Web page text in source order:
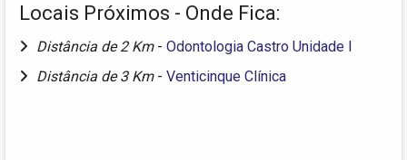
Locais Próximos - Onde Fica:
Distância de 2 Km - Odontologia Castro Unidade I
Distância de 3 Km - Venticinque Clínica